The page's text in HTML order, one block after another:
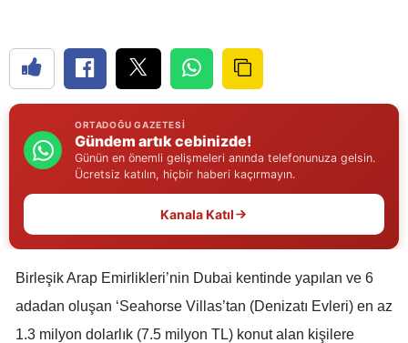
Denizli
Diyarbakır
Elazığ
Erzurum
Eskişehir
Gaziantep
ORTADOĞU GAZETESI
Gündem artık cebinizde!
Günün en önemli gelişmeleri anında telefonunuza gelsin.
Ücretsiz katılın, hiçbir haberi kaçırmayın.
Kanala Katıl
Birleşik Arap Emirlikleri’nin Dubai kentinde yapılan ve 6
adadan oluşan ‘Seahorse Villas’tan (Denizatı Evleri) en az
1.3 milyon dolarlık (7.5 milyon TL) konut alan kişilere